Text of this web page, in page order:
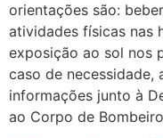
orientações são:
atividades físicas nas
exposição ao sol nos
caso de necessidade,
informações junto à
ao Corpo de